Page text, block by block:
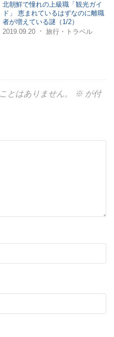
北朝鮮で憧れの上級職「観光ガイ
ド」 恵まれているはずなのに離職
者が増えている謎（1/2）
2019.09.20 ・旅行・トラベル
とはありません。 ※ が付